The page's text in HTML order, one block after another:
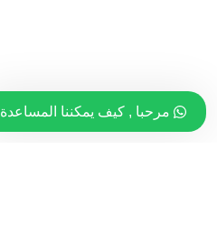
مرحبا , كيف يمكننا المساعدة